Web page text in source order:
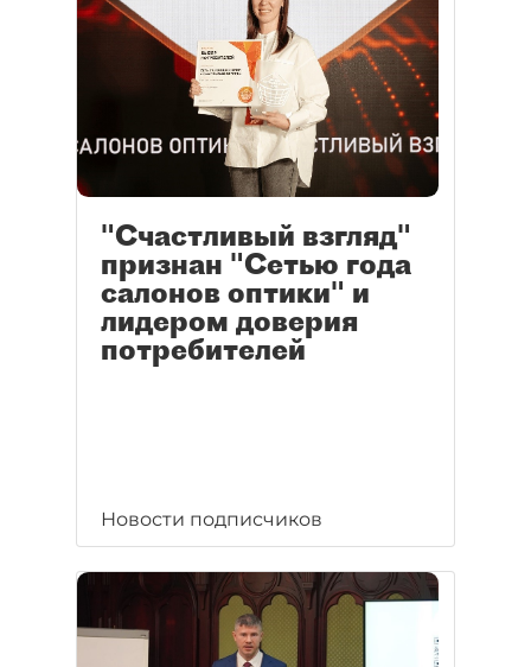
"Счастливый взгляд"
признан "Сетью года
салонов оптики" и
лидером доверия
потребителей
Новости подписчиков